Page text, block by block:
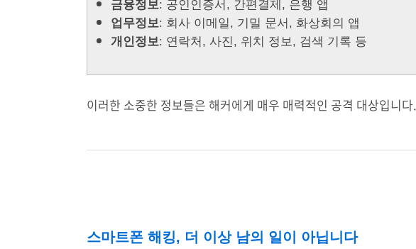
금융정보: 공인인증서, 간편결제, 은행 앱
업무정보: 회사 이메일, 기밀 문서, 화상회의 앱
개인정보: 연락처, 사진, 위치 정보, 검색 기록 등
이러한 소중한 정보들은 해커에게 매우 매력적인 공격 대상입니다.
스마트폰 해킹, 더 이상 남의 일이 아닙니다